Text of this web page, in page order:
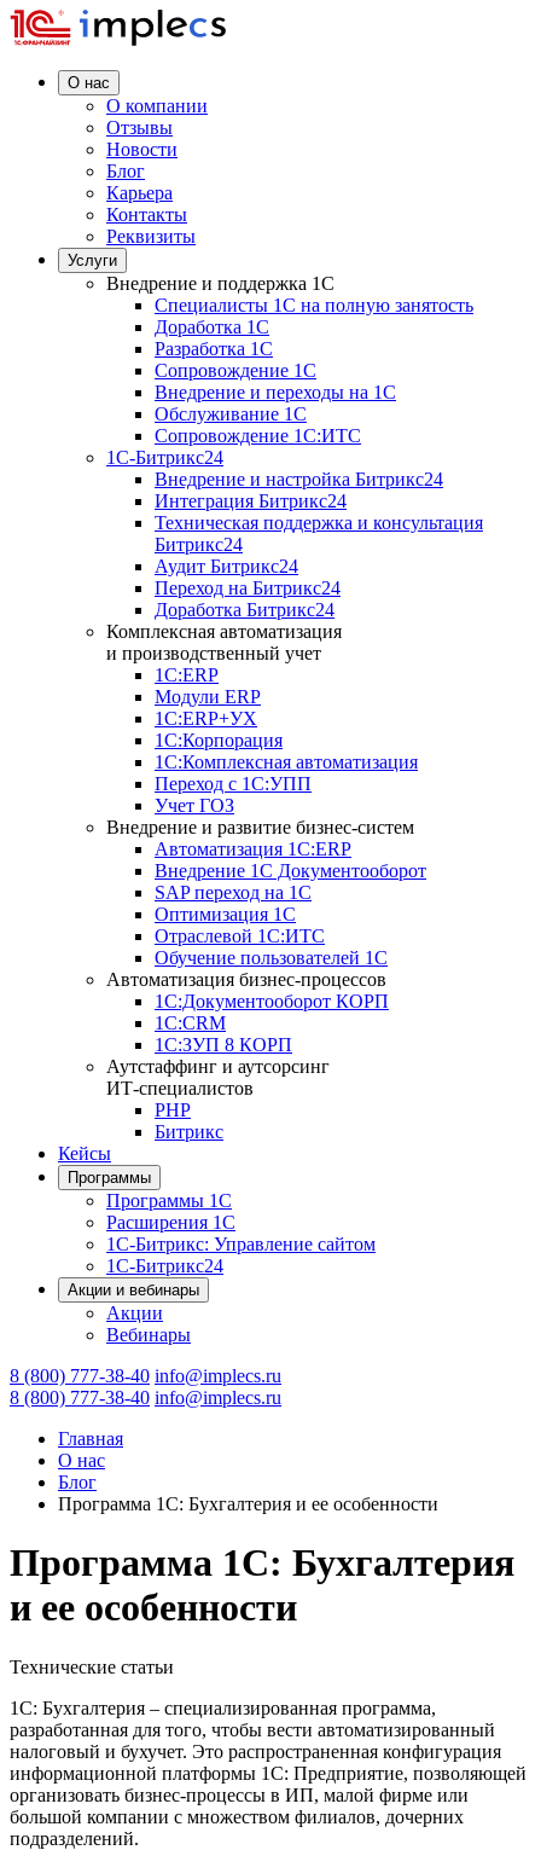
О нас
О компании
Отзывы
Новости
Блог
Карьера
Контакты
Реквизиты
Услуги
Внедрение и поддержка 1C
Специалисты 1C на полную занятость
Доработка 1C
Разработка 1C
Сопровождение 1C
Внедрение и переходы на 1C
Обслуживание 1C
Сопровождение 1C:ИТС
1С-Битрикс24
Внедрение и настройка Битрикс24
Интеграция Битрикс24
Техническая поддержка и консультация
Битрикс24
Аудит Битрикс24
Переход на Битрикс24
Доработка Битрикс24
Комплексная автоматизация
и производственный учет
1С:ERP
Модули ERP
1C:ERP+УХ
1С:Корпорация
1С:Комплексная автоматизация
Переход с 1С:УПП
Учет ГОЗ
Внедрение и развитие бизнес-систем
Автоматизация 1С:ERP
Внедрение 1С Документооборот
SAP переход на 1С
Оптимизация 1С
Отраслевой 1С:ИТС
Обучение пользователей 1С
Автоматизация бизнес-процессов
1С:Документооборот КОРП
1С:CRM
1С:ЗУП 8 КОРП
Аутстаффинг и аутсорсинг
ИТ-специалистов
PHP
Битрикс
Кейсы
Программы
Программы 1С
Расширения 1С
1С-Битрикс: Управление сайтом
1С-Битрикс24
Акции и вебинары
Акции
Вебинары
8 (800) 777-38-40 info@implecs.ru
8 (800) 777-38-40 info@implecs.ru
Главная
О нас
Блог
Программа 1С: Бухгалтерия и ее особенности
Программа 1С: Бухгалтерия
и ее особенности
Технические статьи
1С: Бухгалтерия – специализированная программа,
разработанная для того, чтобы вести автоматизированный
налоговый и бухучет. Это распространенная конфигурация
информационной платформы 1С: Предприятие, позволяющей
организовать бизнес-процессы в ИП, малой фирме или
большой компании с множеством филиалов, дочерних
подразделений.